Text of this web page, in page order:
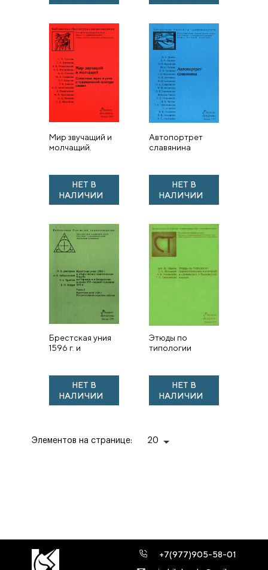
Мир звучащий и
молчащий.
традиционной
культуре славян
НЕТ В
НАЛИЧИИ
Автопортрет
славянина
НЕТ В
НАЛИЧИИ
Брестская уния
1596 г. и
борьба на
Украине и в
Белоруссии в
НЕТ В
НАЛИЧИИ
Этюды по
типологии
славянских и
балканских
языках
НЕТ В
НАЛИЧИИ
Элементов на странице: 20
+7(977)905-58-01